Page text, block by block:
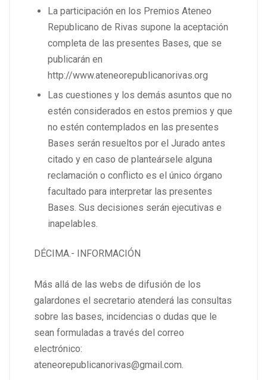
La participación en los Premios Ateneo
Republicano de Rivas supone la aceptación
completa de las presentes Bases, que se
publicarán en
http://www.ateneorepublicanorivas.org
Las cuestiones y los demás asuntos que no
estén considerados en estos premios y que
no estén contemplados en las presentes
Bases serán resueltos por el Jurado antes
citado y en caso de planteársele alguna
reclamación o conflicto es el único órgano
facultado para interpretar las presentes
Bases. Sus decisiones serán ejecutivas e
inapelables.
DÉCIMA.- INFORMACIÓN
Más allá de las webs de difusión de los
galardones el secretario atenderá las consultas
sobre las bases, incidencias o dudas que le
sean formuladas a través del correo
electrónico:
ateneorepublicanorivas@gmail.com.